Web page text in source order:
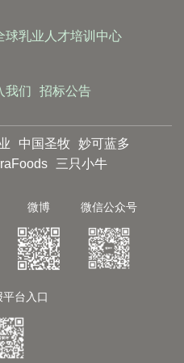
球乳业人才培训中心
我们 招标公告
中国圣牧 妙可蓝多
三只小牛
微博 微信公众号
台入口